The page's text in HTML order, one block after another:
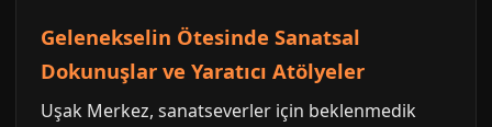
Gelenekselin Ötesinde Sanatsal
Dokunuşlar ve Yaratıcı Atölyeler
Uşak Merkez, sanatseverler için beklenmedik